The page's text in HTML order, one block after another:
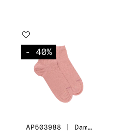
AP503988 | Dames Enkelsok
- 40%